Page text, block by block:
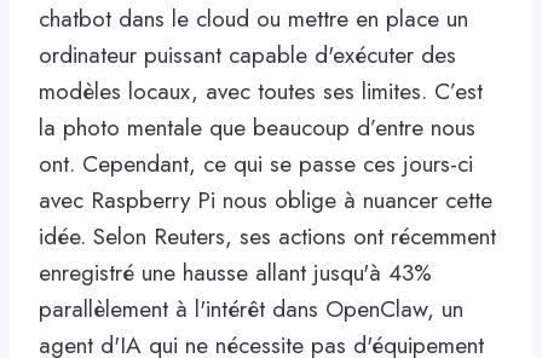
chatbot dans le cloud ou mettre en place un
ordinateur puissant capable d'exécuter des
modèles locaux, avec toutes ses limites. C’est
la photo mentale que beaucoup d’entre nous
ont. Cependant, ce qui se passe ces jours-ci
avec Raspberry Pi nous oblige à nuancer cette
idée. Selon Reuters, ses actions ont récemment
enregistré une hausse allant jusqu'à 43%
parallèlement à l'intérêt dans OpenClaw, un
agent d'IA qui ne nécessite pas d'équipement